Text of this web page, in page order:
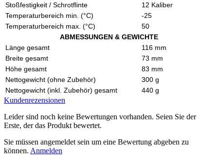
Stoßfestigkeit / Schrotflinte
12 Kaliber
Temperaturbereich min. (°C)
-25
Temperaturbereich max. (°C)
50
ABMESSUNGEN & GEWICHTE
Länge gesamt
116 mm
Breite gesamt
73 mm
Höhe gesamt
83 mm
Nettogewicht (ohne Zubehör)
300 g
Nettogewicht (inkl. Zubehör) gesamt
440 g
Kundenrezensionen
Leider sind noch keine Bewertungen vorhanden. Seien Sie der
Erste, der das Produkt bewertet.
Sie müssen angemeldet sein um eine Bewertung abgeben zu
können. Anmelden